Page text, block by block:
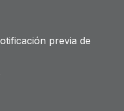
previa de